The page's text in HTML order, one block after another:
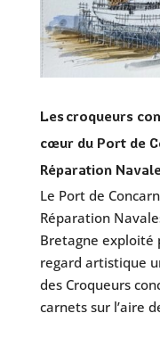
Les croqueurs
cœur du Port de
Réparation
Le Port de
Réparation
Bretagne exploité
regard artistique
des Croqueurs
carnets sur l’aire